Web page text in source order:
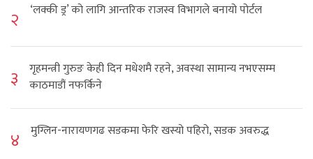
२ ‘लक्की ड्र’ को लागि आन्तरिक राजस्व विभागले बनायो पोर्टल
३
गृहमन्त्री गुरुङ केही दिन मधेशमै रहने, अवस्था सामान्य नभएसम्म
काठमाडौं नफर्किने
४ मुग्लिन-नारायणगढ सडकमा फेरि खस्यो पहिरो, सडक अवरुद्ध